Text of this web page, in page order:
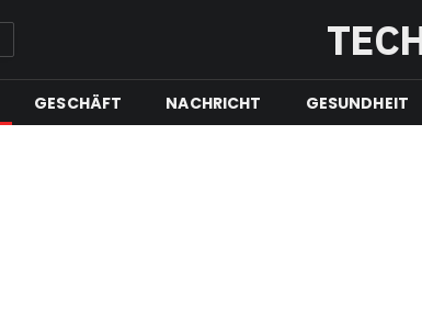
GESCHÄFT NACHRICHT GESUNDHEIT